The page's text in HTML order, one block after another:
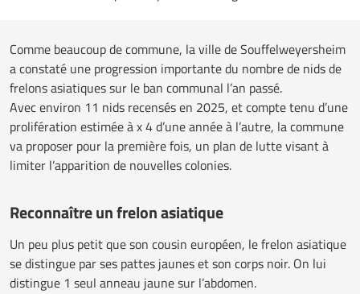
Comme beaucoup de commune, la ville de Souffelweyersheim
a constaté une progression importante du nombre de nids de
frelons asiatiques sur le ban communal l’an passé.
Avec environ 11 nids recensés en 2025, et compte tenu d’une
prolifération estimée à x 4 d’une année à l’autre, la commune
va proposer pour la première fois, un plan de lutte visant à
limiter l’apparition de nouvelles colonies.
Reconnaître un frelon asiatique
Un peu plus petit que son cousin européen, le frelon asiatique
se distingue par ses pattes jaunes et son corps noir. On lui
distingue 1 seul anneau jaune sur l’abdomen.